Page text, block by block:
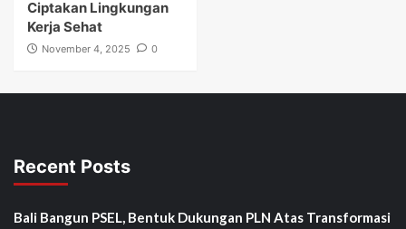
Ciptakan Lingkungan
Kerja Sehat
November 4, 2025 0
Recent Posts
Bali Bangun PSEL, Bentuk Dukungan PLN Atas Transformasi